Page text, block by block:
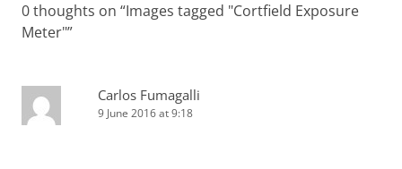
0 thoughts on “Images tagged "Cortfield Exposure
Meter"”
Carlos Fumagalli
9 June 2016 at 9:18